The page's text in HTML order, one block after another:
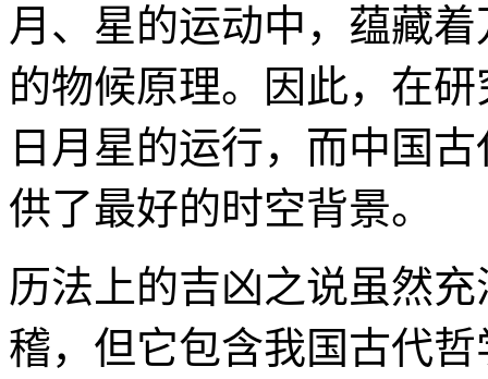
月、星的运动中，蕴藏
的物候原理。因此，在
日月星的运行，而中国
供了最好的时空背景。
历法上的吉凶之说虽然
稽，但它包含我国古代